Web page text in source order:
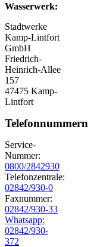
Wasserwerk:
Stadtwerke
Kamp-Lintfort
GmbH
Friedrich-
Heinrich-Allee
157
47475 Kamp-
Lintfort
Telefonnummern
Service-
Nummer:
0800/2842930
Telefonzentrale:
02842/930-0
Faxnummer:
02842/930-33
Whatsapp:
02842/930-
372